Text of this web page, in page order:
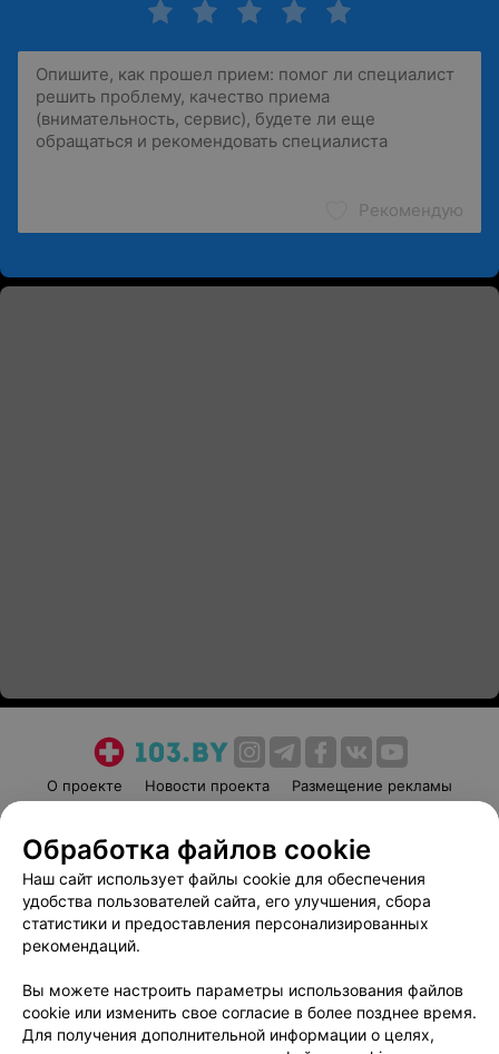
Рекомендую
О проекте Новости проекта
Размещение рекламы
Пользовательское соглашение
Способы оплаты
Вакансии
Партнеры
Написать руководителю 103.by
Обработка персональных данных
Обработка файлов cookie
Наш сайт использует файлы cookie для обеспечения
удобства пользователей сайта, его улучшения, сбора
статистики и предоставления персонализированных
рекомендаций.
Вы можете настроить параметры использования файлов
cookie или изменить свое согласие в более позднее время.
Для получения дополнительной информации о целях,